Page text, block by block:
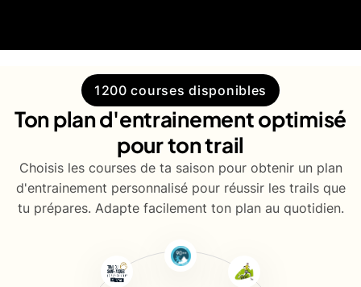
1200 courses disponibles
Ton plan d'entrainement optimisé
pour ton trail
Choisis les courses de ta saison pour obtenir un plan
d'entrainement personnalisé pour réussir les trails que
tu prépares. Adapte facilement ton plan au quotidien.